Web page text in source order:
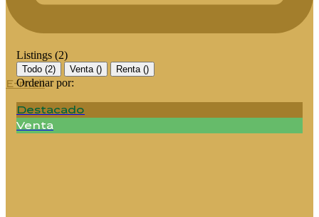
E-mail
Listings (2)
Todo (2) Venta () Renta ()
Ordenar por:
Destacado
Venta